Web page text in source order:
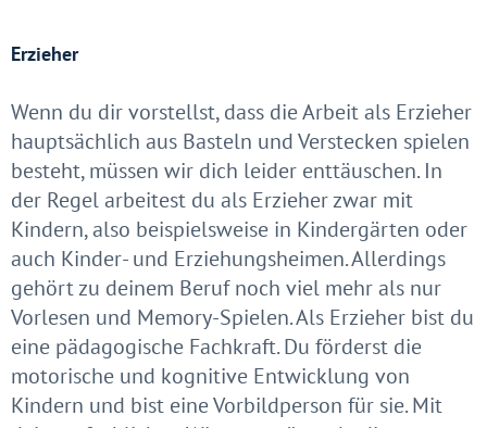
Erzieher
Wenn du dir vorstellst, dass die Arbeit als Erzieher
hauptsächlich aus Basteln und Verstecken spielen
besteht, müssen wir dich leider enttäuschen. In
der Regel arbeitest du als Erzieher zwar mit
Kindern, also beispielsweise in Kindergärten oder
auch Kinder- und Erziehungsheimen. Allerdings
gehört zu deinem Beruf noch viel mehr als nur
Vorlesen und Memory-Spielen. Als Erzieher bist du
eine pädagogische Fachkraft. Du förderst die
motorische und kognitive Entwicklung von
Kindern und bist eine Vorbildperson für sie. Mit